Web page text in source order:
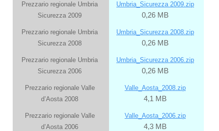
Prezzario regionale Umbria
Sicurezza 2009
Umbria_Sicurezza 2009.zip
0,26 MB
Prezzario regionale Umbria
Sicurezza 2008
Umbria_Sicurezza 2008.zip
0,26 MB
Prezzario regionale Umbria
Sicurezza 2006
Umbria_Sicurezza 2006.zip
0,26 MB
Prezzario regionale Valle
d’Aosta 2008
Valle_Aosta_2008.zip
4,1 MB
Prezzario regionale Valle
d’Aosta 2006
Valle_Aosta_2006.zip
4,3 MB